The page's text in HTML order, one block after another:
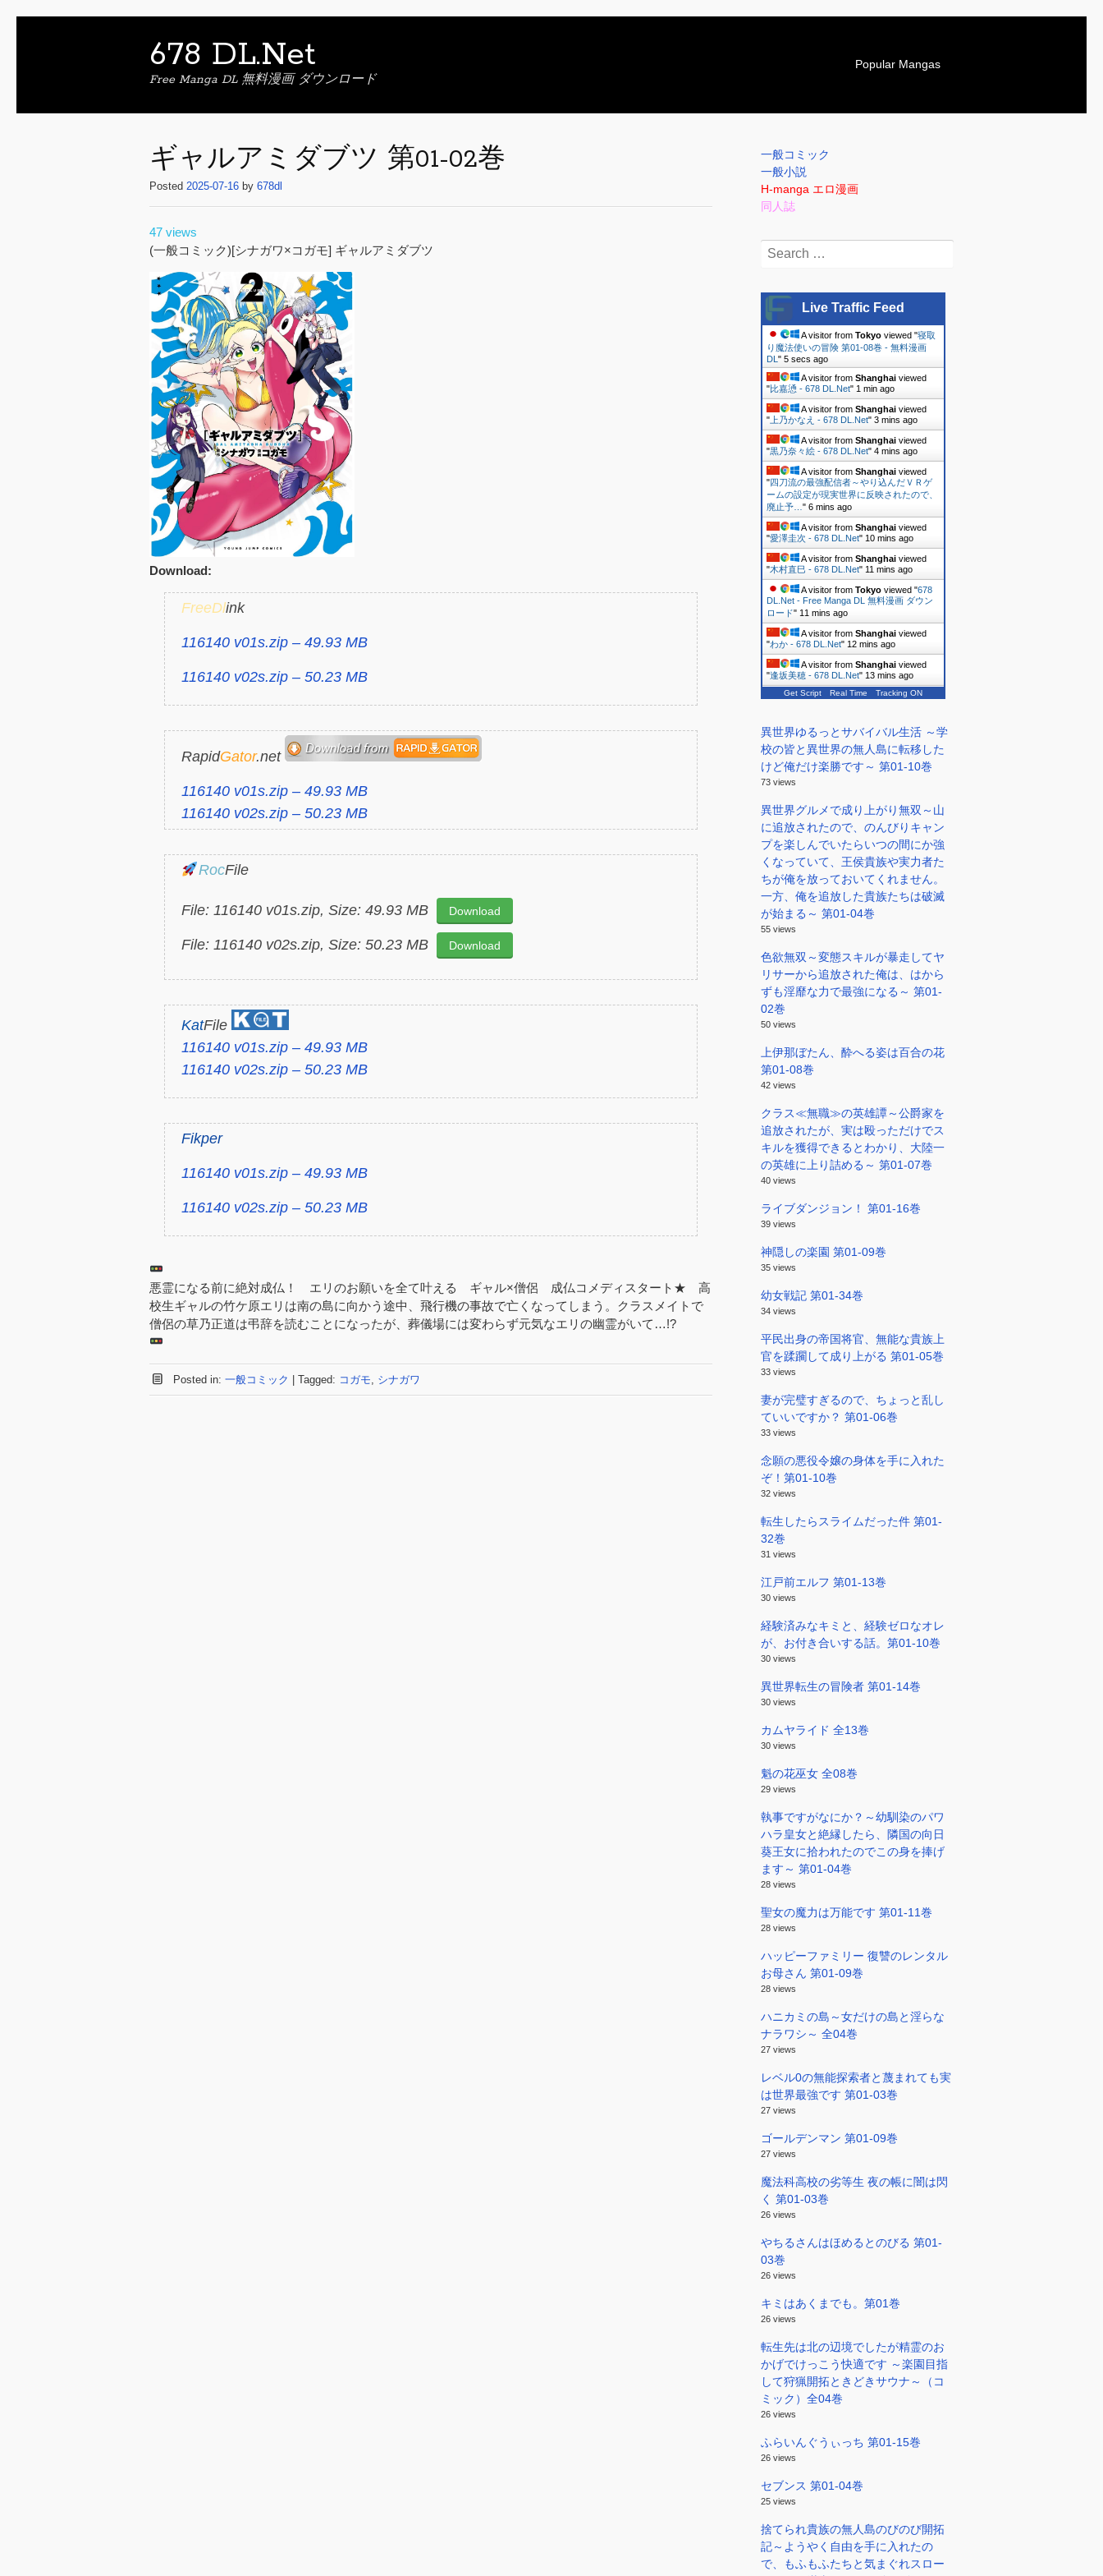
678 DL.Net
Free Manga DL 無料漫画 ダウンロード
S
p
o
Popular Mangas
ギャルアミダブツ 第01-02巻
Posted 2025-07-16 by 678dl
47 views
(一般コミック)[シナガワ×コガモ] ギャルアミダブツ
Download:
FreeDlink
116140 v01s.zip – 49.93 MB
116140 v02s.zip – 50.23 MB
RapidGator.net
116140 v01s.zip – 49.93 MB
116140 v02s.zip – 50.23 MB
RocFile
File: 116140 v01s.zip, Size: 49.93 MB Download
File: 116140 v02s.zip, Size: 50.23 MB Download
KatFile
116140 v01s.zip – 49.93 MB
116140 v02s.zip – 50.23 MB
Fikper
116140 v01s.zip – 49.93 MB
116140 v02s.zip – 50.23 MB
悪霊になる前に絶対成仏！ エリのお願いを全て叶える ギャル×僧侶 成仏コメディスタート★ 高
校生ギャルの竹ケ原エリは南の島に向かう途中、飛行機の事故で亡くなってしまう。クラスメイトで
僧侶の草乃正道は弔辞を読むことになったが、葬儀場には変わらず元気なエリの幽霊がいて…!?
Posted in: 一般コミック Tagged: コガモ シナガワ
一般コミック
一般小説
H-manga エロ漫画
同人誌
Search
Live Traffic Feed
A visitor from Tokyoviewed "寝取
り魔法使いの冒険 第01-08巻 - 無料漫画
DL " 6 secs ago
A visitor from Shanghaiviewed
"比嘉慂 - 678 DL.Net" 1 min ago
A visitor from Shanghaiviewed
"上乃かなえ - 678 DL.Net" 3 mins ago
A visitor from Shanghaiviewed
"黒乃奈々絵 - 678 DL.Net" 4 mins ago
A visitor from Shanghaiviewed
"四刀流の最強配信者～やり込んだＶＲゲ
ームの設定が現実世界に反映されたので、
廃止予… " 6 mins ago
A visitor from Shanghaiviewed
"愛澤圭次 - 678 DL.Net" 10 mins ago
A visitor from Shanghaiviewed
"木村直巳 - 678 DL.Net" 11 mins ago
A visitor from Tokyoviewed "678
DL.Net - Free Manga DL 無料漫画 ダウン
ロード" 11 mins ago
A visitor from Shanghaiviewed
"わか - 678 DL.Net" 12 mins ago
A visitor from Shanghaiviewed
"逢坂美穂 - 678 DL.Net" 13 mins ago
A visitor fromShowa, Akita
Get Script Real Time Tracking ON
異世界ゆるっとサバイバル生活 ～学
校の皆と異世界の無人島に転移した
けど俺だけ楽勝です～ 第01-10巻
73 views
異世界グルメで成り上がり無双～山
に追放されたので、のんびりキャン
プを楽しんでいたらいつの間にか強
くなっていて、王侯貴族や実力者た
ちが俺を放っておいてくれません。
一方、俺を追放した貴族たちは破滅
が始まる～ 第01-04巻
55 views
色欲無双～変態スキルが暴走してヤ
リサーから追放された俺は、はから
ずも淫靡な力で最強になる～ 第01-
02巻
50 views
上伊那ぼたん、酔へる姿は百合の花
第01-08巻
42 views
クラス≪無職≫の英雄譚～公爵家を
追放されたが、実は殴っただけでス
キルを獲得できるとわかり、大陸一
の英雄に上り詰める～ 第01-07巻
40 views
ライブダンジョン！ 第01-16巻
39 views
神隠しの楽園 第01-09巻
35 views
幼女戦記 第01-34巻
34 views
平民出身の帝国将官、無能な貴族上
官を蹂躙して成り上がる 第01-05巻
33 views
妻が完璧すぎるので、ちょっと乱し
ていいですか？ 第01-06巻
33 views
念願の悪役令嬢の身体を手に入れた
ぞ！第01-10巻
32 views
転生したらスライムだった件 第01-
32巻
31 views
江戸前エルフ 第01-13巻
30 views
経験済みなキミと、経験ゼロなオレ
が、お付き合いする話。第01-10巻
30 views
異世界転生の冒険者 第01-14巻
30 views
カムヤライド 全13巻
30 views
魁の花巫女 全08巻
29 views
執事ですがなにか？～幼馴染のパワ
ハラ皇女と絶縁したら、隣国の向日
葵王女に拾われたのでこの身を捧げ
ます～ 第01-04巻
28 views
聖女の魔力は万能です 第01-11巻
28 views
ハッピーファミリー 復讐のレンタル
お母さん 第01-09巻
28 views
ハニカミの島～女だけの島と淫らな
ナラワシ～ 全04巻
27 views
レベル0の無能探索者と蔑まれても実
は世界最強です 第01-03巻
27 views
ゴールデンマン 第01-09巻
27 views
魔法科高校の劣等生 夜の帳に闇は閃
く 第01-03巻
26 views
やちるさんはほめるとのびる 第01-
03巻
26 views
キミはあくまでも。第01巻
26 views
転生先は北の辺境でしたが精霊のお
かげでけっこう快適です ～楽園目指
して狩猟開拓ときどきサウナ～（コ
ミック）全04巻
26 views
ふらいんぐうぃっち 第01-15巻
26 views
セブンス 第01-04巻
25 views
捨てられ貴族の無人島のびのび開拓
記～ようやく自由を手に入れたの
で、もふもふたちと気まぐれスロー